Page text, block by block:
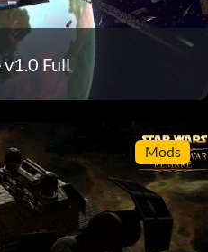
v1.0 Full
Mods